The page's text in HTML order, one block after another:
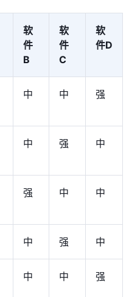
软
件
B
软
件
C
软
件D
中 中 强
中 强 中
强 中 中
中 强 中
中 中 强